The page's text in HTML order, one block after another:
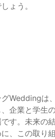
ょう。
Weddingは
企業と学生
す。未来の
、この取り